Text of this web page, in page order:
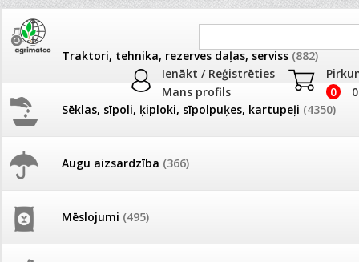
Ienākt / Reģistrēties
Mans profils
0
Traktori, tehnika, rezerves daļas, serviss (882)
Sēklas, sīpoli, ķiploki, sīpolpuķes, kartupeļi (4350)
Augu aizsardzība (366)
Mēslojumi (495)
JAUNUMI
Pašlasīšanas vietu katalogs
26.05. Vebinārs - Kā ierobežot
gliemežus piemājas dārzā un
AKCIJAS
frēze + mulčieris +
AKCIJAS komplekts -
Laistīšanas piederumi
Produkti »Augu laistīšana»
Laistīšanas uzgalis ar rokturi, IL,Cellfast 50-730